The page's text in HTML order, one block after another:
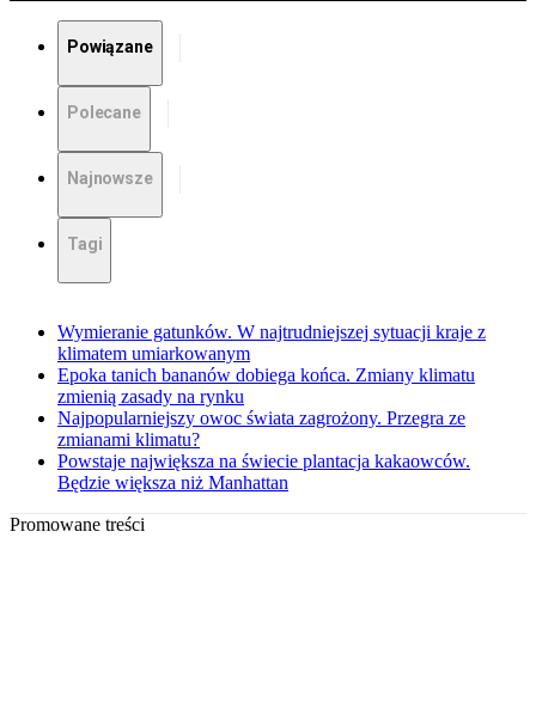
Powiązane
Polecane
Najnowsze
Tagi
Wymieranie gatunków. W najtrudniejszej sytuacji kraje z
klimatem umiarkowanym
Epoka tanich bananów dobiega końca. Zmiany klimatu
zmienią zasady na rynku
Najpopularniejszy owoc świata zagrożony. Przegra ze
zmianami klimatu?
Powstaje największa na świecie plantacja kakaowców.
Będzie większa niż Manhattan
Promowane treści